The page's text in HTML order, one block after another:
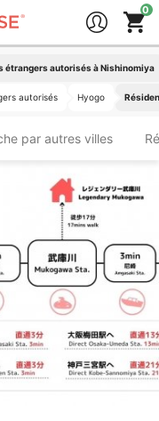
étrangers autorisés à Nishinomiya
autorisés Hyogo
par autres villes